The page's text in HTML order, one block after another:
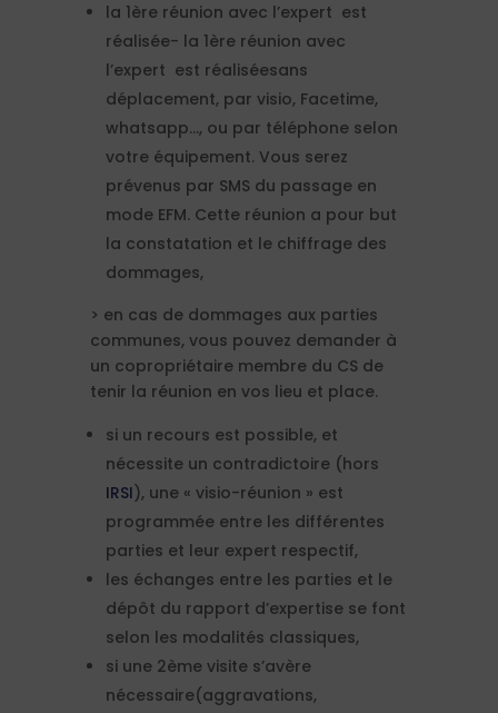
la 1ère réunion avec l’expert est
réalisée- la 1ère réunion avec
l’expert est réaliséesans
déplacement, par visio, Facetime,
whatsapp…, ou par téléphone selon
votre équipement. Vous serez
prévenus par SMS du passage en
mode EFM. Cette réunion a pour but
la constatation et le chiffrage des
dommages,
> en cas de dommages aux parties
communes, vous pouvez demander à
un copropriétaire membre du CS de
tenir la réunion en vos lieu et place.
si un recours est possible, et
nécessite un contradictoire (hors
IRSI), une « visio-réunion » est
programmée entre les différentes
parties et leur expert respectif,
les échanges entre les parties et le
dépôt du rapport d’expertise se font
selon les modalités classiques,
si une 2ème visite s’avère
nécessaire(aggravations,